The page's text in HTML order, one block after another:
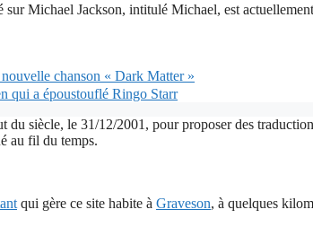
sur Michael Jackson, intitulé Michael, est
chanson « Dark Matter »
qui a époustouflé Ringo Starr
du siècle, le 31/12/2001, pour proposer des
au fil du temps.
qui gère ce site habite à Graveson, à quelques